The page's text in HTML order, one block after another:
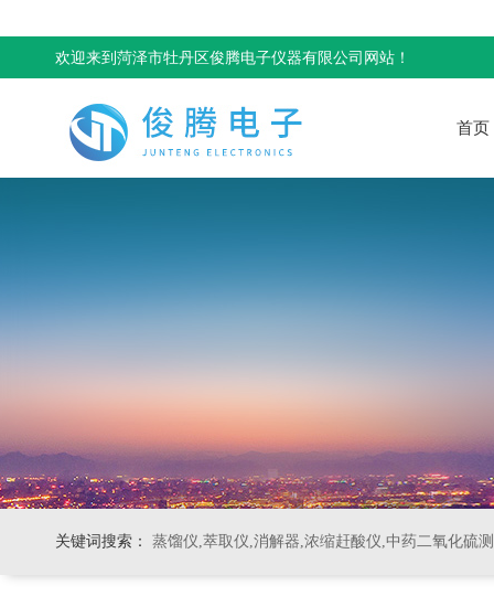
欢迎来到菏泽市牡丹区俊腾电子仪器有限公司网站！
首页
关键词搜索： 蒸馏仪,萃取仪,消解器,浓缩赶酸仪,中药二氧化硫